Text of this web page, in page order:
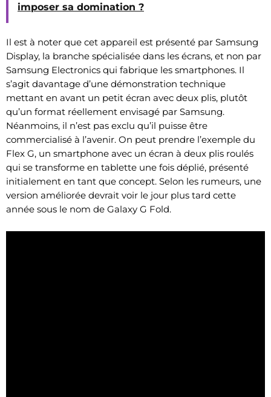
imposer sa domination ?
Il est à noter que cet appareil est présenté par Samsung
Display, la branche spécialisée dans les écrans, et non par
Samsung Electronics qui fabrique les smartphones. Il
s’agit davantage d’une démonstration technique
mettant en avant un petit écran avec deux plis, plutôt
qu’un format réellement envisagé par Samsung.
Néanmoins, il n’est pas exclu qu’il puisse être
commercialisé à l’avenir. On peut prendre l’exemple du
Flex G, un smartphone avec un écran à deux plis roulés
qui se transforme en tablette une fois déplié, présenté
initialement en tant que concept. Selon les rumeurs, une
version améliorée devrait voir le jour plus tard cette
année sous le nom de Galaxy G Fold.